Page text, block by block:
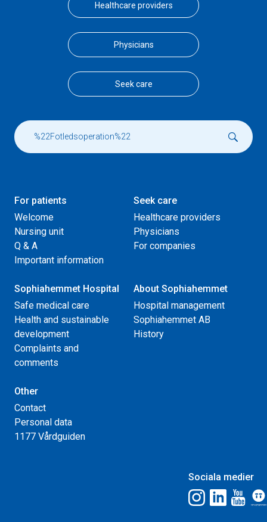
Healthcare providers
Physicians
Seek care
For patients
Welcome
Nursing unit
Q & A
Important information
Seek care
Healthcare providers
Physicians
For companies
Sophiahemmet Hospital
Safe medical care
Health and sustainable
development
Complaints and
comments
About Sophiahemmet
Hospital management
Sophiahemmet AB
History
Other
Contact
Personal data
1177 Vårdguiden
Sociala medier